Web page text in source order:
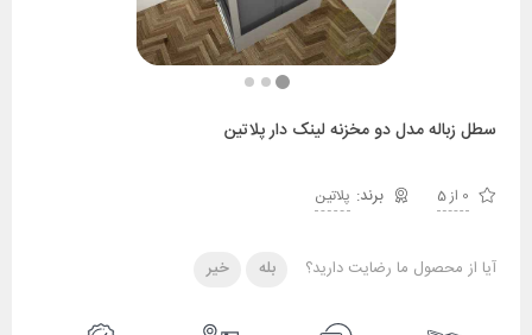
سطل زباله مدل دو مخزنه لینک دار پلاتین
0 از 5 پلاتین
آیا از محصول ما رضایت دارید؟ بله خیر